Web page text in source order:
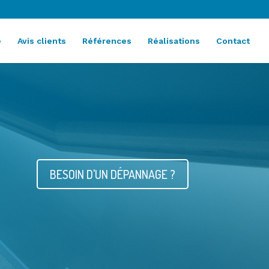
Avis clients Références Réalisations Contact
BESOIN D'UN DÉPANNAGE ?